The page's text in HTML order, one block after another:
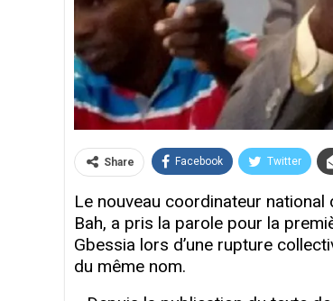
Share Facebook Twitter
Le nouveau coordinateur national
Bah, a pris la parole pour la
Gbessia lors d’une rupture
du même nom.